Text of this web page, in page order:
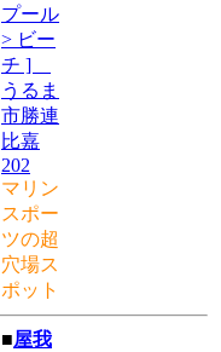
プール
> ビー
チ ]
うるま
市勝連
比嘉
202
マリン
スポー
ツの超
穴場ス
ポット
■屋我